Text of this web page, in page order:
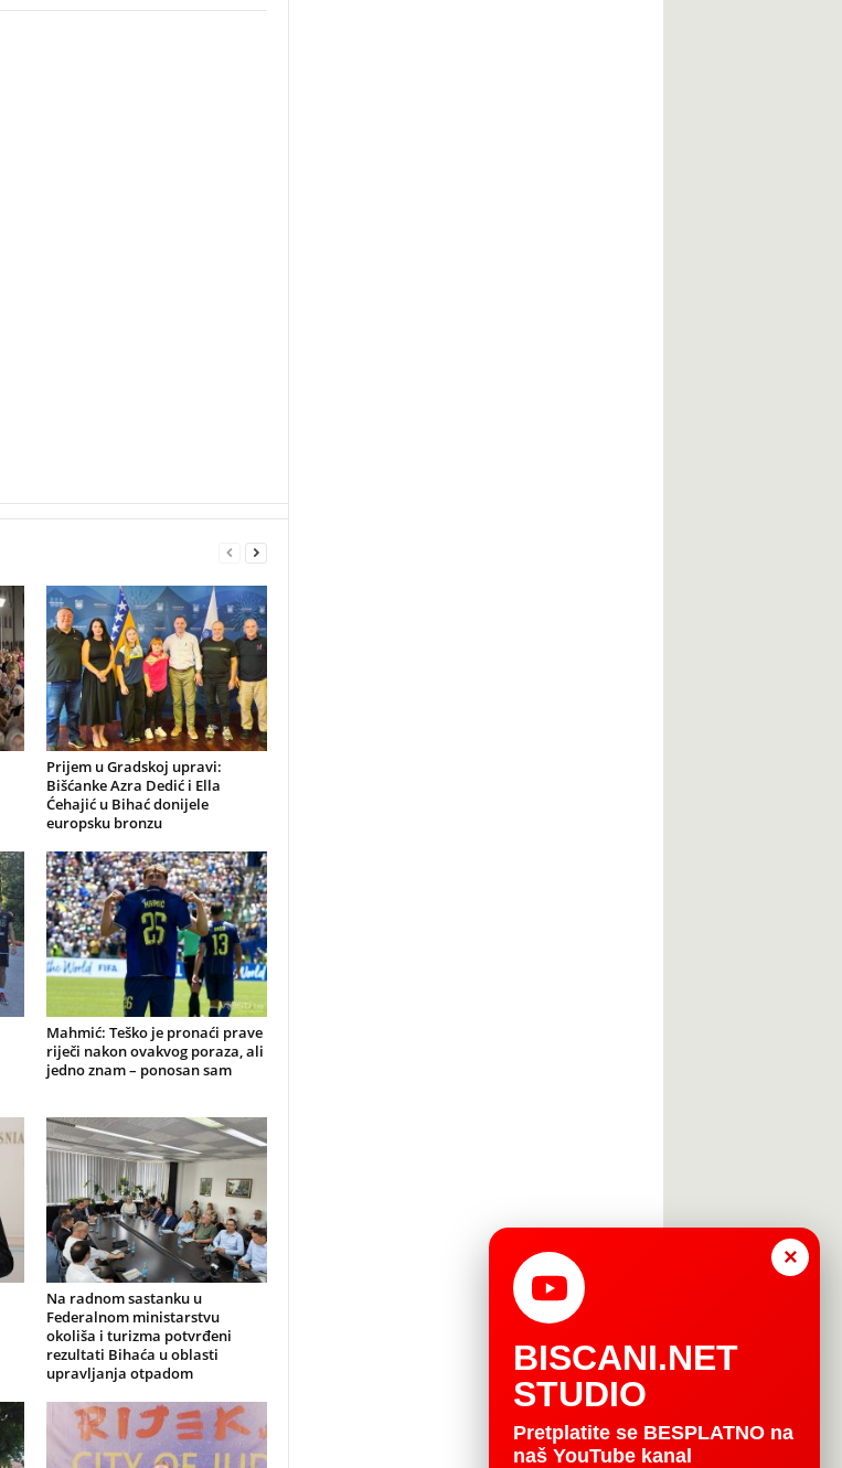
Prijem u Gradskoj upravi:
Bišćanke Azra Dedić i Ella
Ćehajić u Bihać donijele
europsku bronzu
Mahmić: Teško je pronaći prave
riječi nakon ovakvog poraza, ali
jedno znam – ponosan sam
Na radnom sastanku u
Federalnom ministarstvu
okoliša i turizma potvrđeni
rezultati Bihaća u oblasti
upravljanja otpadom
×
BISCANI.NET
STUDIO
Pretplatite se BESPLATNO na
naš YouTube kanal